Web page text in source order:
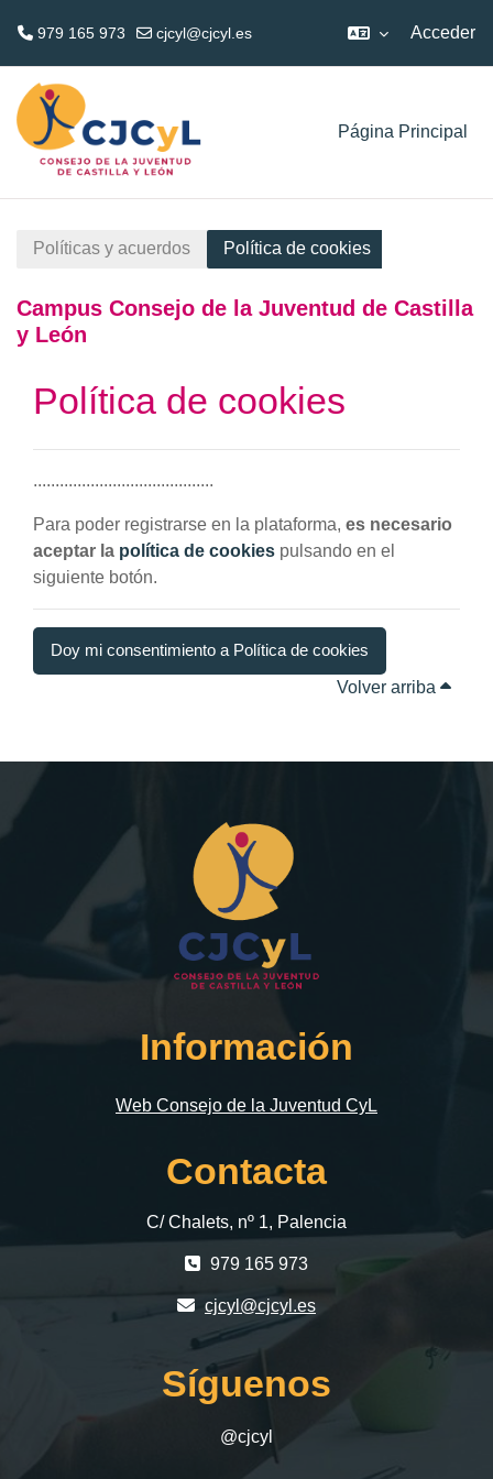
979 165 973 cjcyl@cjcyl.es Acceder
Página Principal
Políticas y acuerdos Política de cookies
Campus Consejo de la Juventud de Castilla
y León
Política de cookies
.........................................
Para poder registrarse en la plataforma, es necesario
aceptar la política de cookies pulsando en el
siguiente botón.
Doy mi consentimiento a Política de cookies
Volver arriba
Información
Web Consejo de la Juventud CyL
Contacta
C/ Chalets, nº 1, Palencia
979 165 973
cjcyl@cjcyl.es
Síguenos
@cjcyl